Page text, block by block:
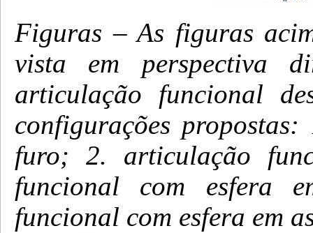
Figuras – As figuras
vista em perspectiva
articulação funcional
configurações
furo; 2. articulação
funcional com esfera
funcional com esfera em